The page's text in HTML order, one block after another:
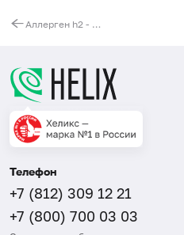
Аллерген h2 - домашняя пыль (Hollister), IgE (ImmunoCAP)
Телефон
+7 (812) 309 12 21
+7 (800) 700 03 03